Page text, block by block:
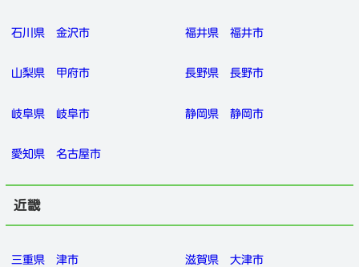
石川県 金沢市 福井県 福井市
山梨県 甲府市 長野県 長野市
岐阜県 岐阜市 静岡県 静岡市
愛知県 名古屋市
近畿
三重県 津市 滋賀県 大津市